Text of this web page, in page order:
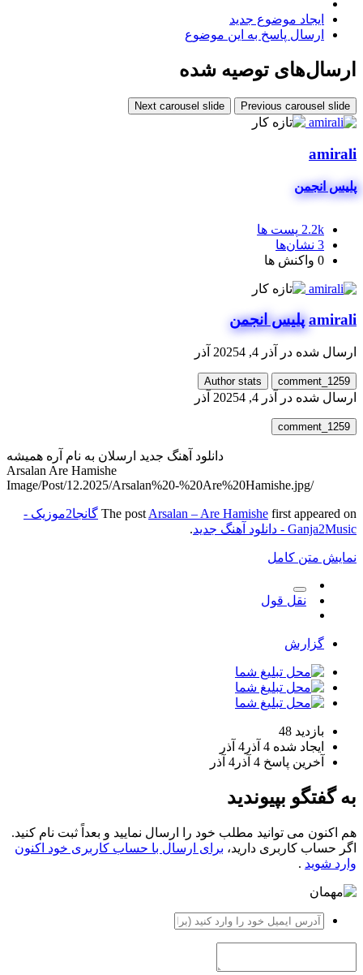
ایجاد موضوع جدید
ارسال پاسخ به این موضوع
ارسال‌های توصیه شده
Previous carousel slide
Next carousel slide
amirali
پلیس انجمن
2.2k پست ها
3 نشان‌ها
0 واکنش ها
amirali پلیس انجمن
ارسال شده در آذر 4, 2025 4 آذر
comment_1259
Author stats
ارسال شده در آذر 4, 2025 4 آذر
comment_1259
دانلود آهنگ جدید ارسلان به نام آره همیشه
Arsalan Are Hamishe
/Image/Post/12.2025/Arsalan%20-%20Are%20Hamishe.jpg
The post Arsalan – Are Hamishe first appeared on
گانجا2موزیک -
Ganja2Music - دانلود آهنگ جدید
.
نمایش متن کامل
نقل قول
گزارش
بازدید 48
ایجاد شده 4 آذر
4 آذر
آخرین پاسخ 4 آذر 4 آذر
به گفتگو بپیوندید
هم اکنون می توانید مطلب خود را ارسال نمایید و بعداً ثبت نام کنید.
اگر حساب کاربری دارید، برای ارسال با حساب کاربری خود اکنون
وارد شوید .